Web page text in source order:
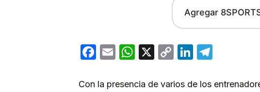
Agregar
Facebook
EmailWhatsApp
X
CopyLinkedIn
Con la presencia de varios de los